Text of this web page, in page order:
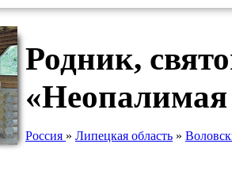
Родник,
Россия » Липецкая область »